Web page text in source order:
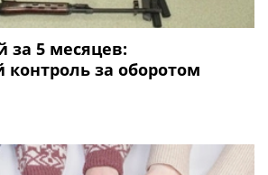
за 5 месяцев:
за оборотом